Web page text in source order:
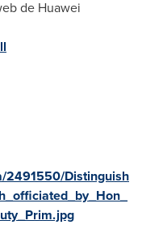
de Huawei
2491550/Distinguish